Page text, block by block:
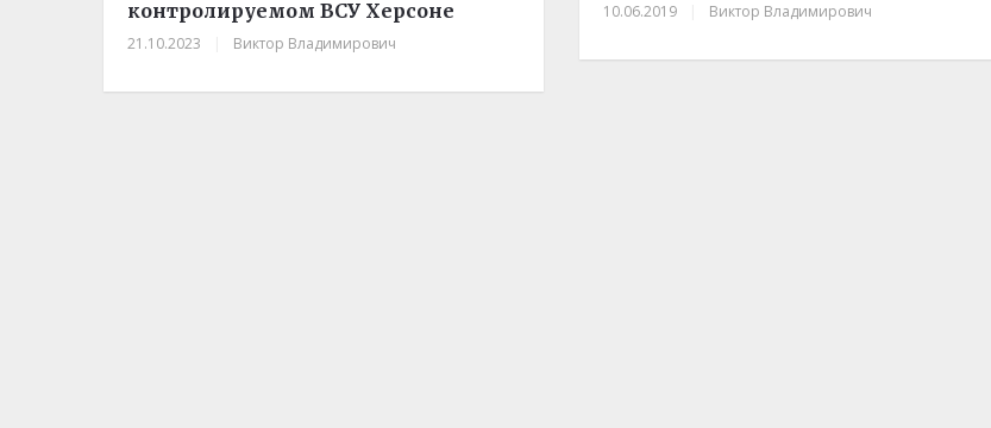
контролируемом ВСУ Херсоне
21.10.2023 Виктор Владимирович
10.06.2019 Виктор Владимирович